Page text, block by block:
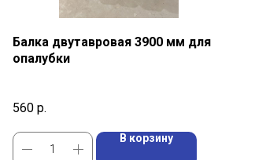
Балка двутавровая 3900 мм для
опалубки
560 р.
В корзину